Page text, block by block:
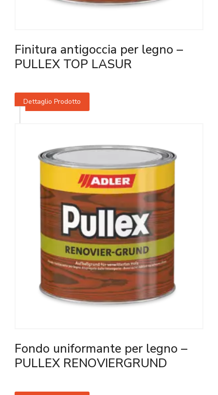
Finitura antigoccia per legno –
PULLEX TOP LASUR
Dettaglio Prodotto
Fondo uniformante per legno –
PULLEX RENOVIERGRUND